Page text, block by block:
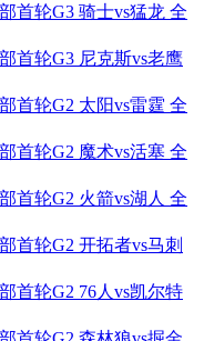
首轮G3 骑士vs猛龙 全
首轮G3 尼克斯vs老鹰
首轮G2 太阳vs雷霆 全
首轮G2 魔术vs活塞 全
首轮G2 火箭vs湖人 全
首轮G2 开拓者vs马刺
首轮G2 76人vs凯尔特